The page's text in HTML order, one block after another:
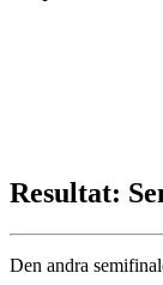
Resultat:
Den andra